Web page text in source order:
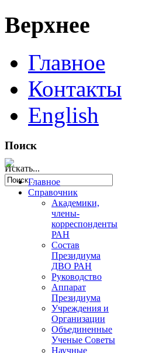
Верхнее
Главное
Контакты
English
Поиск
Искать...
Главное
Справочник
Академики,
члены-
корреспонденты
РАН
Состав
Президиума
ДВО РАН
Руководство
Аппарат
Президиума
Учреждения и
Организации
Объединенные
Ученые Советы
Научные